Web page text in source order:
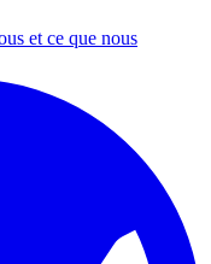
et ce que nous